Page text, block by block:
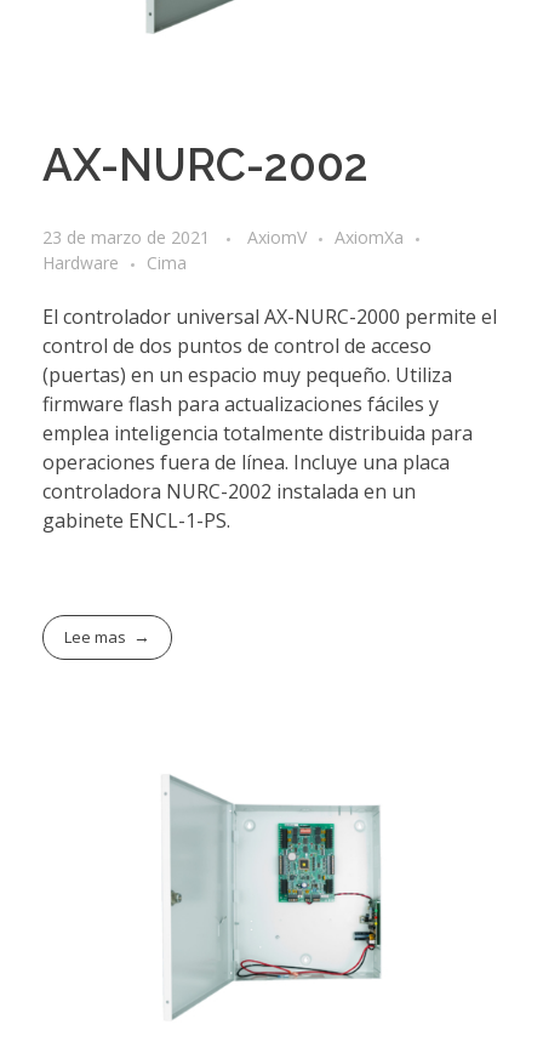
AX-NURC-2002
23 de marzo de 2021 AxiomV
AxiomXa
Hardware
Cima
El controlador universal AX-NURC-2000 permite el
control de dos puntos de control de acceso
(puertas) en un espacio muy pequeño. Utiliza
firmware flash para actualizaciones fáciles y
emplea inteligencia totalmente distribuida para
operaciones fuera de línea. Incluye una placa
controladora NURC-2002 instalada en un
gabinete ENCL-1-PS.
Lee mas